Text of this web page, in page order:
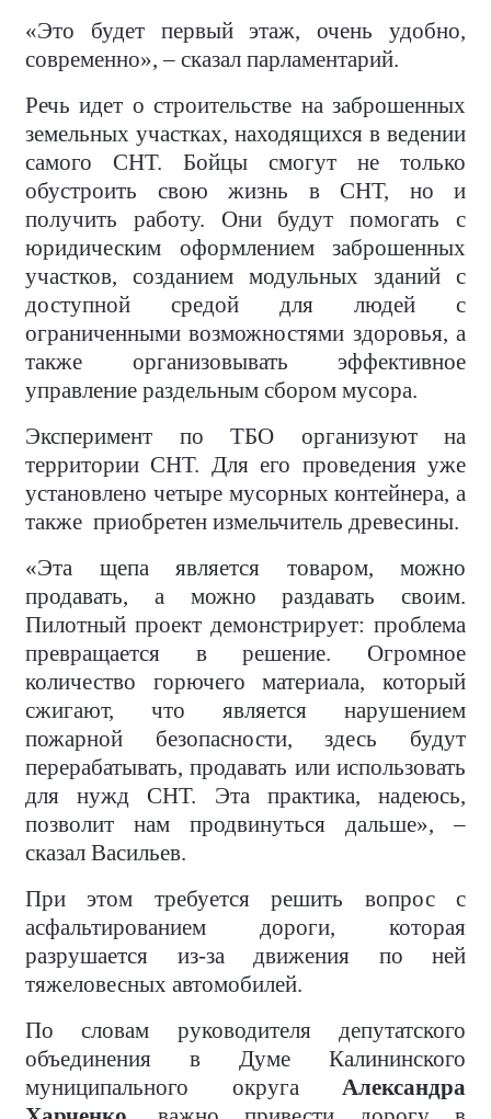
«Это будет первый этаж, очень удобно,
современно», – сказал парламентарий.
Речь идет о строительстве на заброшенных
земельных участках, находящихся в ведении
самого СНТ. Бойцы смогут не только
обустроить свою жизнь в СНТ, но и
получить работу. Они будут помогать с
юридическим оформлением заброшенных
участков, созданием модульных зданий с
доступной средой для людей с
ограниченными возможностями здоровья, а
также организовывать эффективное
управление раздельным сбором мусора.
Эксперимент по ТБО организуют на
территории СНТ. Для его проведения уже
установлено четыре мусорных контейнера, а
также приобретен измельчитель древесины.
«Эта щепа является товаром, можно
продавать, а можно раздавать своим.
Пилотный проект демонстрирует: проблема
превращается в решение. Огромное
количество горючего материала, который
сжигают, что является нарушением
пожарной безопасности, здесь будут
перерабатывать, продавать или использовать
для нужд СНТ. Эта практика, надеюсь,
позволит нам продвинуться дальше», –
сказал Васильев.
При этом требуется решить вопрос с
асфальтированием дороги, которая
разрушается из-за движения по ней
тяжеловесных автомобилей.
По словам руководителя депутатского
объединения в Думе Калининского
муниципального округа Александра